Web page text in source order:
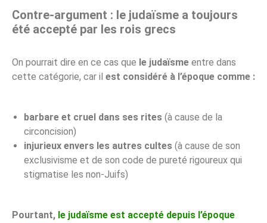
Contre-argument : le judaïsme a toujours
été accepté par les rois grecs
On pourrait dire en ce cas que le judaïsme entre dans
cette catégorie, car il est considéré à l’époque comme :
barbare et cruel dans ses rites (à cause de la
circoncision)
injurieux envers les autres cultes (à cause de son
exclusivisme et de son code de pureté rigoureux qui
stigmatise les non-Juifs)
Pourtant, le judaïsme est accepté depuis l’époque